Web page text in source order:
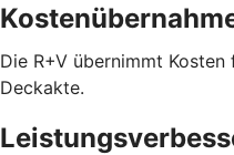
Die R+V übernimmt
Deckakte.